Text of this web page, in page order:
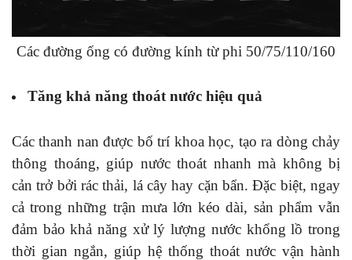
Các đường ống có đường kính từ phi 50/75/110/160
Tăng khả năng thoát nước hiệu quả
Các thanh nan được bố trí khoa học, tạo ra dòng chảy
thông thoáng, giúp nước thoát nhanh mà không bị
cản trở bởi rác thải, lá cây hay cặn bẩn. Đặc biệt, ngay
cả trong những trận mưa lớn kéo dài, sản phẩm vẫn
đảm bảo khả năng xử lý lượng nước khổng lồ trong
thời gian ngắn, giúp hệ thống thoát nước vận hành